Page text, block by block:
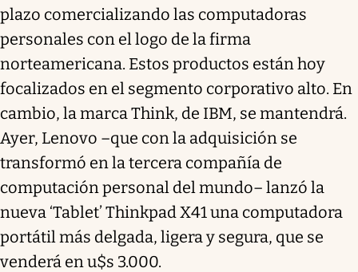
plazo comercializando las computadoras
personales con el logo de la firma
norteamericana. Estos productos están hoy
focalizados en el segmento corporativo alto. En
cambio, la marca Think, de IBM, se mantendrá.
Ayer, Lenovo –que con la adquisición se
transformó en la tercera compañía de
computación personal del mundo– lanzó la
nueva ‘Tablet’ Thinkpad X41 una computadora
portátil más delgada, ligera y segura, que se
venderá en u$s 3.000.